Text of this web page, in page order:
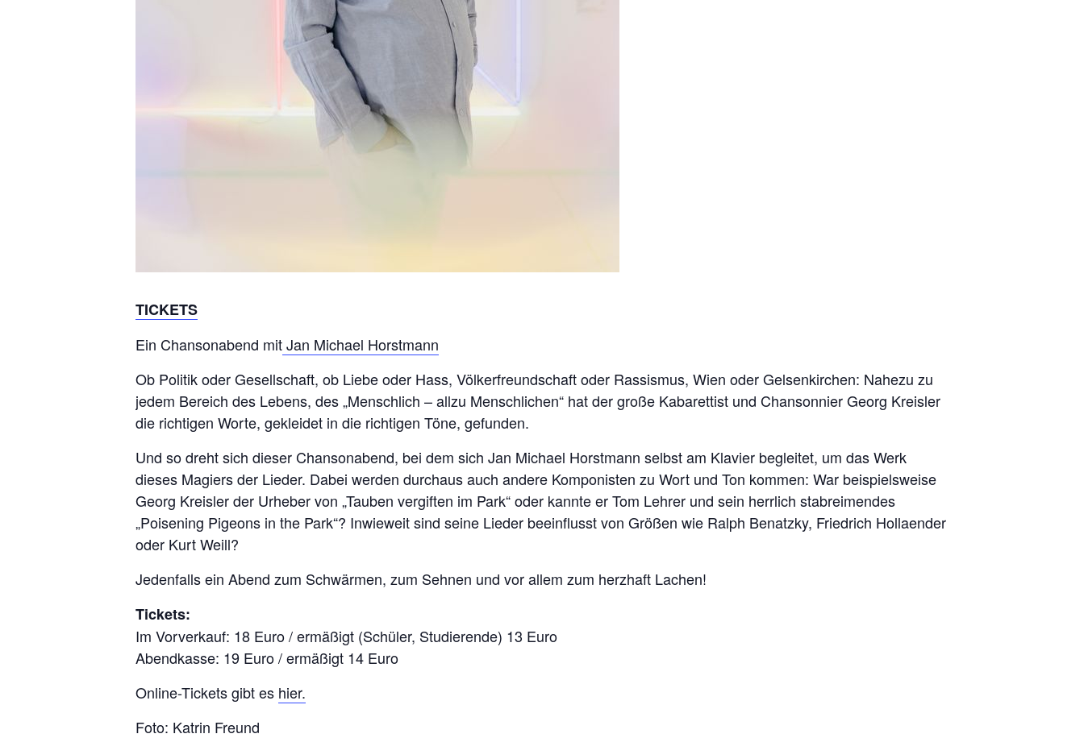
TICKETS
Ein Chansonabend mitJan Michael Horstmann
Ob Politik oder Gesellschaft, ob Liebe oder Hass, Völkerfreundschaft oder Rassismus, Wien oder Gelsenkirchen: Nahezu zu
jedem Bereich des Lebens, des „Menschlich – allzu Menschlichen“ hat der große Kabarettist und Chansonnier Georg Kreisler
die richtigen Worte, gekleidet in die richtigen Töne, gefunden.
Und so dreht sich dieser Chansonabend, bei dem sich Jan Michael Horstmann selbst am Klavier begleitet, um das Werk
dieses Magiers der Lieder. Dabei werden durchaus auch andere Komponisten zu Wort und Ton kommen: War beispielsweise
Georg Kreisler der Urheber von „Tauben vergiften im Park“ oder kannte er Tom Lehrer und sein herrlich stabreimendes
„Poisening Pigeons in the Park“? Inwieweit sind seine Lieder beeinflusst von Größen wie Ralph Benatzky, Friedrich Hollaender
oder Kurt Weill?
Jedenfalls ein Abend zum Schwärmen, zum Sehnen und vor allem zum herzhaft Lachen!
Tickets:
Im Vorverkauf: 18 Euro / ermäßigt (Schüler, Studierende) 13 Euro
Abendkasse: 19 Euro / ermäßigt 14 Euro
Online-Tickets gibt es hier.
Foto: Katrin Freund